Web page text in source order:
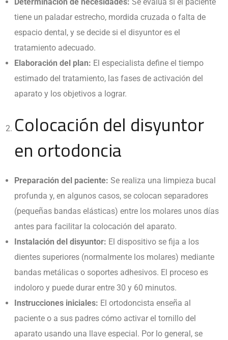
tiene un paladar estrecho, mordida cruzada o falta de
espacio dental, y se decide si el disyuntor es el
tratamiento adecuado.
Elaboración del plan: El especialista define el tiempo
estimado del tratamiento, las fases de activación del
aparato y los objetivos a lograr.
Colocación del disyuntor
en ortodoncia
Preparación del paciente: Se realiza una limpieza bucal
profunda y, en algunos casos, se colocan separadores
(pequeñas bandas elásticas) entre los molares unos días
antes para facilitar la colocación del aparato.
Instalación del disyuntor: El dispositivo se fija a los
dientes superiores (normalmente los molares) mediante
bandas metálicas o soportes adhesivos. El proceso es
indoloro y puede durar entre 30 y 60 minutos.
Instrucciones iniciales: El ortodoncista enseña al
paciente o a sus padres cómo activar el tornillo del
aparato usando una llave especial. Por lo general, se